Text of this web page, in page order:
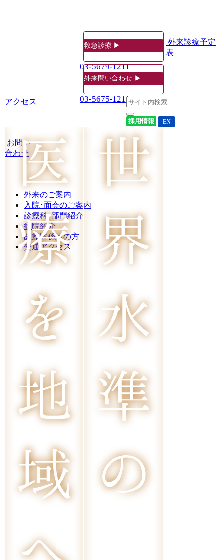
救急診療 ▶
03-5679-1211
外来問い合わせ ▶
03-5675-1211
EN
採用情報
外来診療予定
表
アクセス
お問い
合わせ
外来のご案内
入院･面会のご案内
診療科･部門紹介
病院紹介
医療関係者の方
交通アクセス